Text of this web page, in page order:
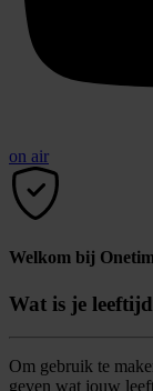
on air
Welkom bij
Wat is je
Om gebruik te
geven wat jouw